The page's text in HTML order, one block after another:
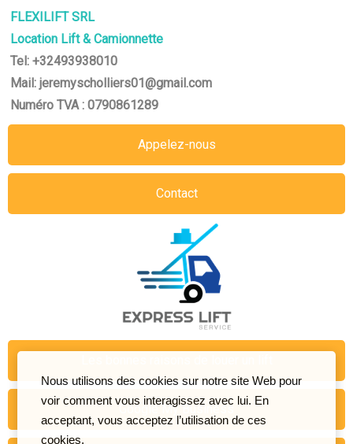
FLEXILIFT SRL
Location Lift & Camionnette
Tel: +32493938010
Mail: jeremyscholliers01@gmail.com
Numéro TVA : 0790861289
Appelez-nous
Contact
Google My Business
Nous utilisons des cookies sur notre site Web pour
voir comment vous interagissez avec lui. En
acceptant, vous acceptez l’utilisation de ces
cookies.